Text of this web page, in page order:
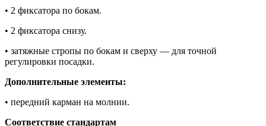
• 2 фиксатора по бокам.
• 2 фиксатора снизу.
• затяжные стропы по бокам и сверху — для точной
регулировки посадки.
Дополнительные элементы:
• передний карман на молнии.
Соответствие стандартам